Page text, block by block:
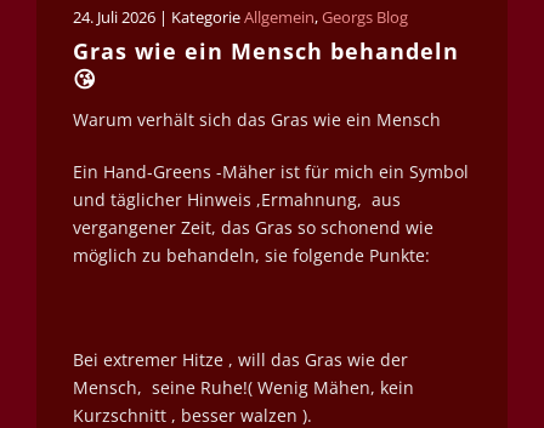
24. Juli 2026 | KategorieAllgemein,Georgs Blog
Gras wie ein Mensch behandeln
😘
Warum verhält sich das Gras wie ein Mensch
Ein Hand-Greens -Mäher ist für mich ein Symbol
und täglicher Hinweis ,Ermahnung, aus
vergangener Zeit, das Gras so schonend wie
möglich zu behandeln, sie folgende Punkte:
Bei extremer Hitze , will das Gras wie der
Mensch, seine Ruhe!( Wenig Mähen, kein
Kurzschnitt , besser walzen ).